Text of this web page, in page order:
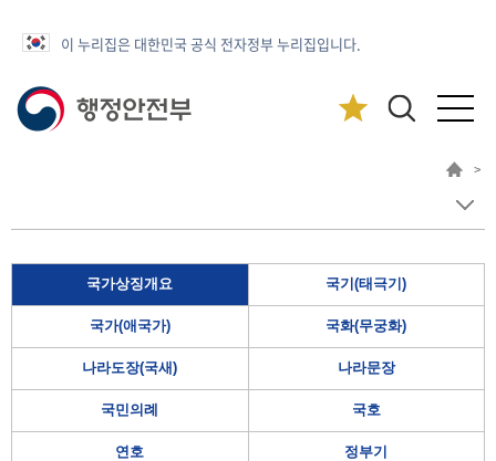
이 누리집은 대한민국 공식 전자정부 누리집입니다.
>
국가상징개요 국기(태극기)
국가(애국가) 국화(무궁화)
나라도장(국새) 나라문장
국민의례 국호
연호 정부기